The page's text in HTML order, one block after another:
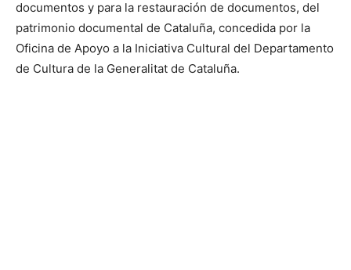
documentos y para la restauración de documentos, del
patrimonio documental de Cataluña, concedida por la
Oficina de Apoyo a la Iniciativa Cultural del Departamento
de Cultura de la Generalitat de Cataluña.